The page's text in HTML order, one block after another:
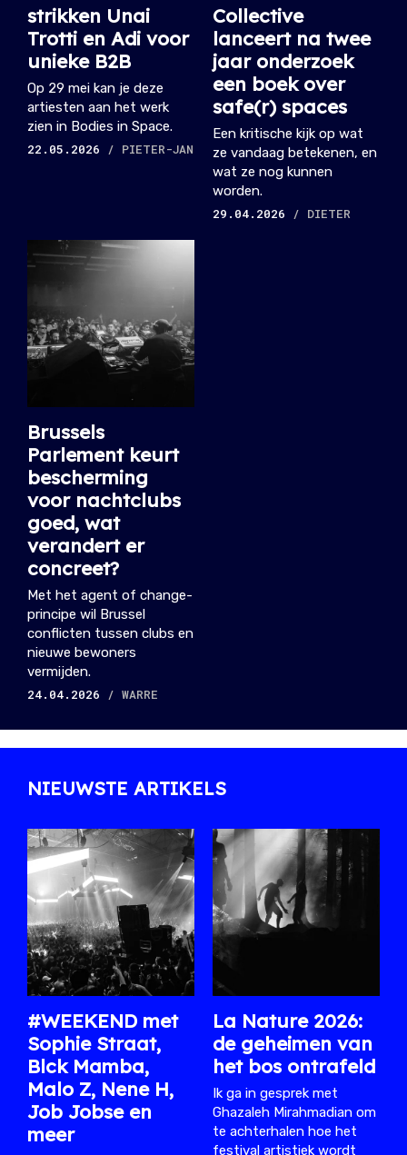
strikken Unai
Trotti en Adi voor
unieke B2B
Op 29 mei kan je deze
artiesten aan het werk
zien in Bodies in Space.
22.05.2026
/ PIETER-JAN
Collective
lanceert na twee
jaar onderzoek
een boek over
safe(r) spaces
Een kritische kijk op wat
ze vandaag betekenen, en
wat ze nog kunnen
worden.
29.04.2026
/ DIETER
Brussels
Parlement keurt
bescherming
voor nachtclubs
goed, wat
verandert er
concreet?
Met het agent of change-
principe wil Brussel
conflicten tussen clubs en
nieuwe bewoners
vermijden.
24.04.2026
/ WARRE
NIEUWSTE ARTIKELS
#WEEKEND met
Sophie Straat,
Blck Mamba,
Malo Z, Nene H,
Job Jobse en
meer
La Nature 2026:
de geheimen van
het bos ontrafeld
Ik ga in gesprek met
Ghazaleh Mirahmadian om
te achterhalen hoe het
festival artistiek wordt